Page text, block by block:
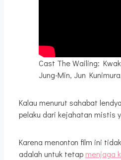
Cast The Wailing:
Jung-Min, Jun
Kalau menurut sahabat
pelaku dari kejahatan mistis
Karena menonton film ini
adalah untuk tetap menjaga